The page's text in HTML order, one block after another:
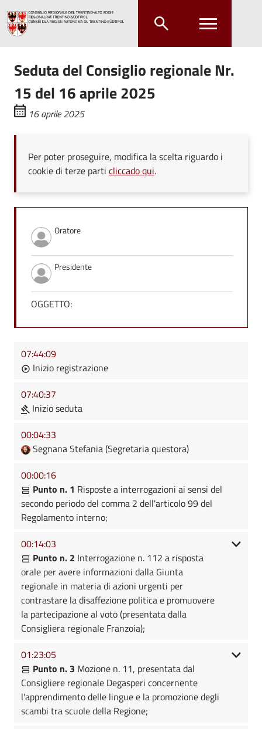
Seduta del Consiglio regionale Nr.
15 del 16 aprile 2025
16 aprile 2025
Per poter proseguire, modifica la scelta riguardo i
cookie di terze parti cliccado qui.
Oratore
Presidente
OGGETTO:
07:44:09
Inizio registrazione
07:40:37
Inizio seduta
00:04:33
Segnana Stefania (Segretaria questora)
00:00:16
Punto n. 1 Risposte a interrogazioni ai sensi del
secondo periodo del comma 2 dell'articolo 99 del
Regolamento interno;
00:14:03
Punto n. 2 Interrogazione n. 112 a risposta
orale per avere informazioni dalla Giunta
regionale in materia di azioni urgenti per
contrastare la disaffezione politica e promuovere
la partecipazione al voto (presentata dalla
Consigliera regionale Franzoia);
01:23:05
Punto n. 3 Mozione n. 11, presentata dal
Consigliere regionale Degasperi concernente
l'apprendimento delle lingue e la promozione degli
scambi tra scuole della Regione;